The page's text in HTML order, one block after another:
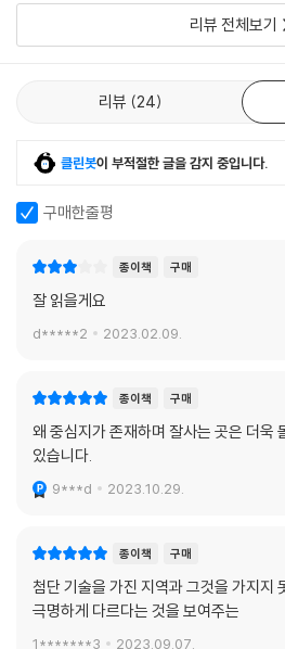
리뷰 전체보기
리뷰 24
클린봇이 부적절한 글을 감지 중입니다.
구매한줄평
종이책 구매
잘 읽을게요
d*****2 2023.02.09.
종이책 구매
왜 중심지가 존재하며 잘사는 곳은 더욱
있습니다.
9***d 2023.10.29.
종이책 구매
첨단 기술을 가진 지역과 그것을 가지지
극명하게 다르다는 것을 보여주는
1*******3 2023.09.07.